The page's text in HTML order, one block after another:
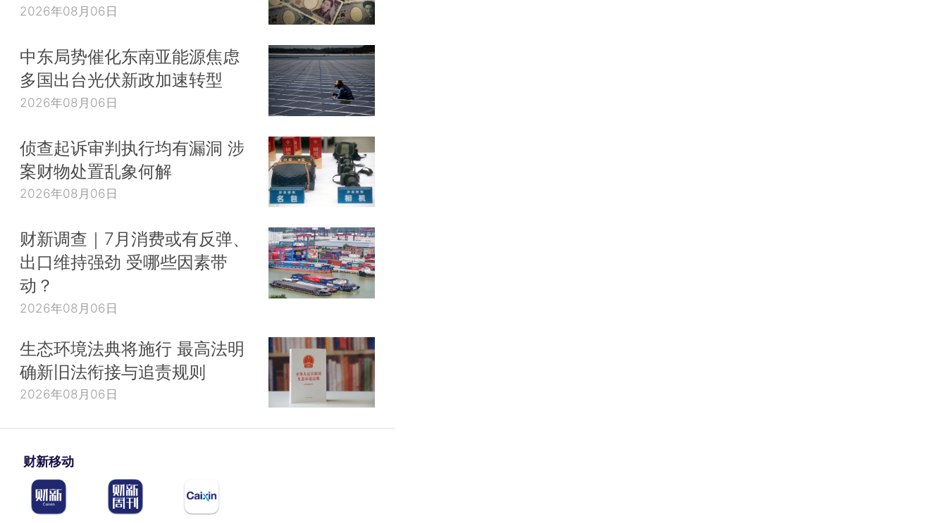
2026年08月06日
中东局势催化东南亚能源焦虑
多国出台光伏新政加速转型
2026年08月06日
侦查起诉审判执行均有漏洞 涉
案财物处置乱象何解
2026年08月06日
财新调查｜7月消费或有反弹、
出口维持强劲 受哪些因素带
动？
2026年08月06日
生态环境法典将施行 最高法明
确新旧法衔接与追责规则
2026年08月06日
财新移动